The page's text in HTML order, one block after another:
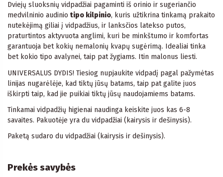
Dviejų sluoksnių vidpadžiai pagaminti iš orinio ir sugeriančio
medvilninio audinio tipo kilpinio, kuris užtikrina tinkamą prakaito
nutekėjimą giliai į vidpadžius, ir lanksčios latekso putos,
praturtintos aktyvuota anglimi, kuri be minkštumo ir komfortas
garantuoja bet kokių nemalonių kvapų sugėrimą. Idealiai tinka
bet kokio tipo avalynei, taip pat žygiams. Itin malonus liesti.
UNIVERSALUS DYDIS! Tiesiog nupjaukite vidpadį pagal pažymėtas
linijas nugarėlėje, kad tiktų jūsų batams, taip pat galite juos
iškirpti taip, kad jie puikiai tiktų jūsų naudojamiems batams.
Tinkamai vidpadžių higienai naudinga keiskite juos kas 6-8
savaites. Pakuotėje yra du vidpadžiai (kairysis ir dešinysis).
Paketą sudaro du vidpadžiai (kairysis ir dešinysis).
Prekės savybės